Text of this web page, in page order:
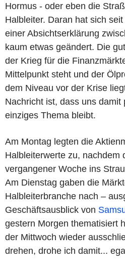
Hormus - oder eben die
Halbleiter. Daran hat sich
einer Absichtserklärung
kaum etwas geändert. Die
der Krieg für die
Mittelpunkt steht und der
dem Niveau vor der Krise
Nachricht ist, dass uns damit
einziges Thema bleibt.
Am Montag legten die
Halbleiterwerte zu, nachdem
vergangener Woche ins
Am Dienstag gaben die
Halbleiterbranche nach –
Geschäftsausblick von
gestern Morgen thematisiert
der Mittwoch wieder
drehen, drohe ich damit...